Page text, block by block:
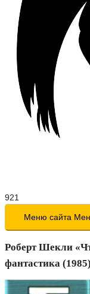
Меню сайта
Роберт Шекли
фантастика